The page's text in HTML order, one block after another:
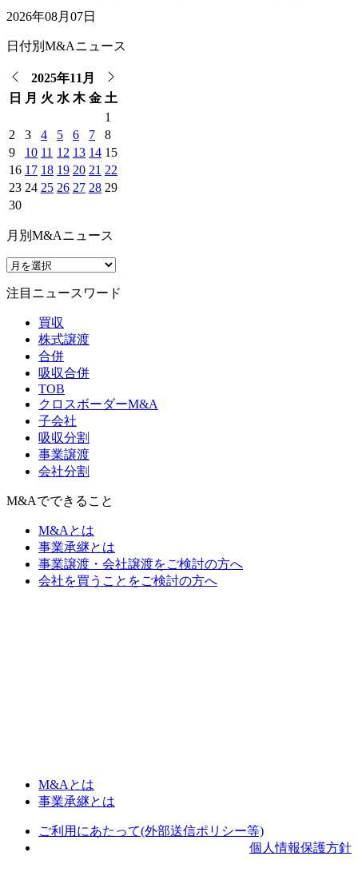
2026年08月07日
日付別M&Aニュース
2025年11月
日
月 火 水 木 金 土
1
2
3 4 5 6 7
8
9
10 11 12 13 14 15
16 17 18 19 20 21 22
23 24 25 26 27 28 29
30
月別M&Aニュース
注目ニュースワード
買収
株式譲渡
合併
吸収合併
TOB
クロスボーダーM&A
子会社
吸収分割
事業譲渡
会社分割
M&Aでできること
M&Aとは
事業承継とは
事業譲渡・会社譲渡をご検討の方へ
会社を買うことをご検討の方へ
M&Aとは
事業承継とは
ご利用にあたって(外部送信ポリシー等)
個人情報保護方針